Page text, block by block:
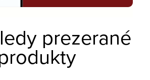
prezerané